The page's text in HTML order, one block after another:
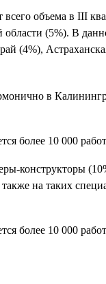
объема в III
(5%). В
(4%),
в
конструкторы
на таких